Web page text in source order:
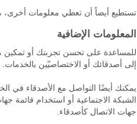
تستطيع أيضاً أن تعطي معلومات أخرى،
المعلومات الإضافية
للمساعدة على تحسن تجربتك أو تمكين
إلى أصدقائك أو الاختصاصيّين بالخدمات.
يمكنك أيضًا التواصل مع الأصدقاء في
الشبكة الاجتماعية أو استخدام قائمة
جهات الاتصال كأصدقاء.